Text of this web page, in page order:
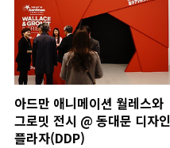
아드만 애니메이션 월레스와
그로밋 전시 @ 동대문 디자인
플라자(DDP)